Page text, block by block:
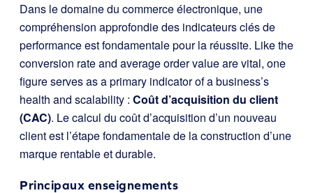
Dans le domaine du commerce électronique, une
compréhension approfondie des indicateurs clés de
performance est fondamentale pour la réussite. Like the
conversion rate and average order value are vital, one
figure serves as a primary indicator of a business’s
health and scalability : Coût d’acquisition du client
(CAC). Le calcul du coût d’acquisition d’un nouveau
client est l’étape fondamentale de la construction d’une
marque rentable et durable.
Principaux enseignements